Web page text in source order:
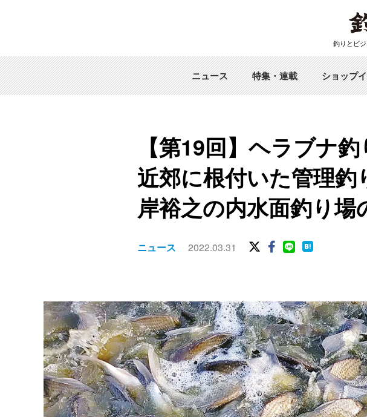
釣りとビ
ニュース 特集・連載 ショップ
【第19回】ヘラブナ
近郊に根付いた管理釣
岸裕之の内水面釣り場
ニュース 2022.03.31